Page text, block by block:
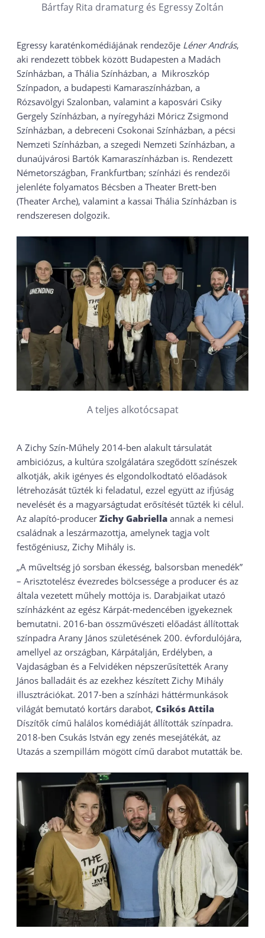
Bártfay Rita dramaturg és Egressy Zoltán
Egressy karaténkomédiájának rendezője Léner András,
aki rendezett többek között Budapesten a Madách
Színházban, a Thália Színházban, a Mikroszkóp
Színpadon, a budapesti Kamaraszínházban, a
Rózsavölgyi Szalonban, valamint a kaposvári Csiky
Gergely Színházban, a nyíregyházi Móricz Zsigmond
Színházban, a debreceni Csokonai Színházban, a pécsi
Nemzeti Színházban, a szegedi Nemzeti Színházban, a
dunaújvárosi Bartók Kamaraszínházban is. Rendezett
Németországban, Frankfurtban; színházi és rendezői
jelenléte folyamatos Bécsben a Theater Brett-ben
(Theater Arche), valamint a kassai Thália Színházban is
rendszeresen dolgozik.
A teljes alkotócsapat
A Zichy Szín-Műhely 2014-ben alakult társulatát
ambiciózus, a kultúra szolgálatára szegődött színészek
alkotják, akik igényes és elgondolkodtató előadások
létrehozását tűzték ki feladatul, ezzel együtt az ifjúság
nevelését és a magyarságtudat erősítését tűzték ki célul.
Az alapító-producer Zichy Gabriella annak a nemesi
családnak a leszármazottja, amelynek tagja volt
festőgéniusz, Zichy Mihály is.
„A műveltség jó sorsban ékesség, balsorsban menedék”
– Arisztotelész évezredes bölcsessége a producer és az
általa vezetett műhely mottója is. Darabjaikat utazó
színházként az egész Kárpát-medencében igyekeznek
bemutatni. 2016-ban összművészeti előadást állítottak
színpadra Arany János születésének 200. évfordulójára,
amellyel az országban, Kárpátalján, Erdélyben, a
Vajdaságban és a Felvidéken népszerűsítették Arany
János balladáit és az ezekhez készített Zichy Mihály
illusztrációkat. 2017-ben a színházi háttérmunkások
világát bemutató kortárs darabot, Csikós Attila
Díszítők című halálos komédiáját állították színpadra.
2018-ben Csukás István egy zenés mesejátékát, az
Utazás a szempillám mögött című darabot mutatták be.